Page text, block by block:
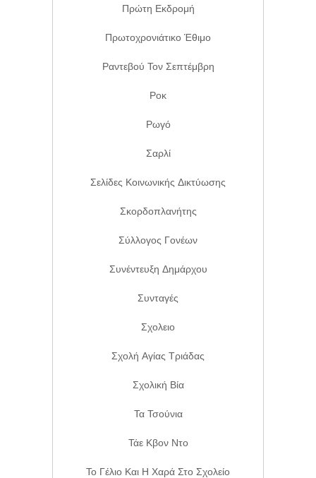
Πρώτη Εκδρομή
Πρωτοχρονιάτικο Έθιμο
Ραντεβού Τον Σεπτέμβρη
Ροκ
Ρωγό
Σαρλί
Σελίδες Κοινωνικής Δικτύωσης
Σκορδοπλανήτης
Σύλλογος Γονέων
Συνέντευξη Δημάρχου
Συνταγές
Σχολειο
Σχολή Αγίας Τριάδας
Σχολική Βία
Τα Τσούνια
Τάε Κβον Ντο
Το Γέλιο Και Η Χαρά Στο Σχολείο